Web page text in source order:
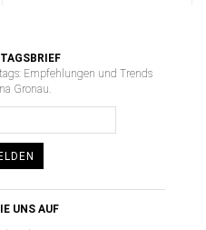
Empfehlungen und Trends
Gronau.
UNS AUF